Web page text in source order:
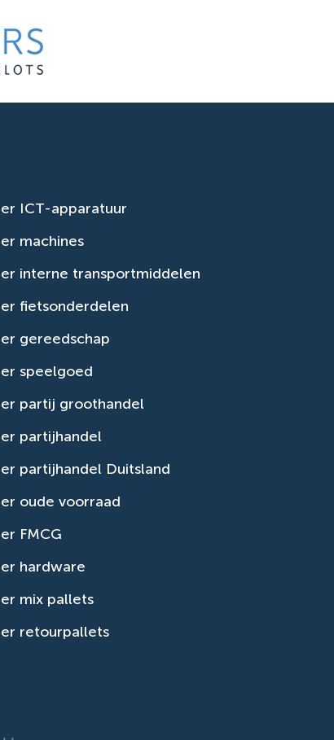
ICT-apparatuur
machines
interne transportmiddelen
fietsonderdelen
gereedschap
speelgoed
partij groothandel
partijhandel
partijhandel Duitsland
oude voorraad
FMCG
hardware
mix pallets
retourpallets